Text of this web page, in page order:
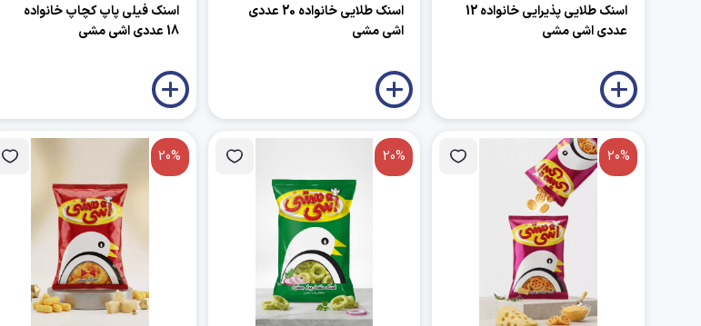
اسنک طلایی پذیرایی خانواده 12
عددی اشی مشی
اسنک طلایی خانواده 20 عددی
اشی مشی
اسنک فیلی پاپ کچاپ خانواده
18 عددی اشی مشی
20%
20%
20%